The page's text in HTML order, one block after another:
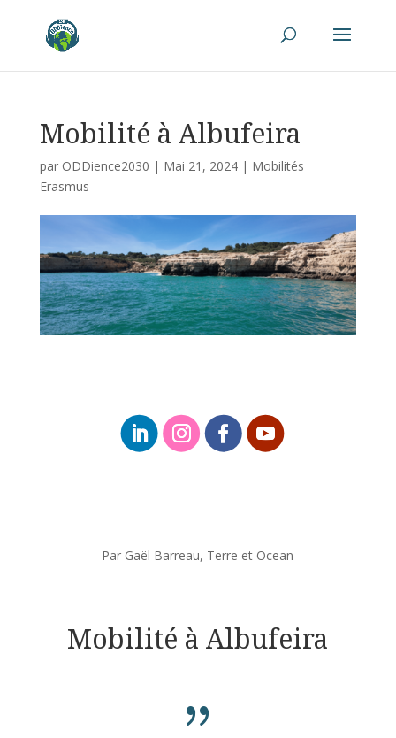
Mobilité à Albufeira
par ODDience2030 | Mai 21, 2024| Mobilités
Erasmus
Par Gaël Barreau, Terre et Ocean
Mobilité à Albufeira
{